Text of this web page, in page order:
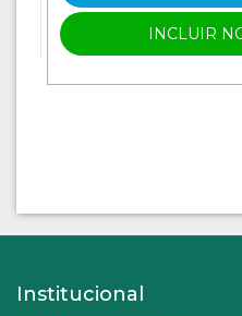
INCLUIR
Institucional